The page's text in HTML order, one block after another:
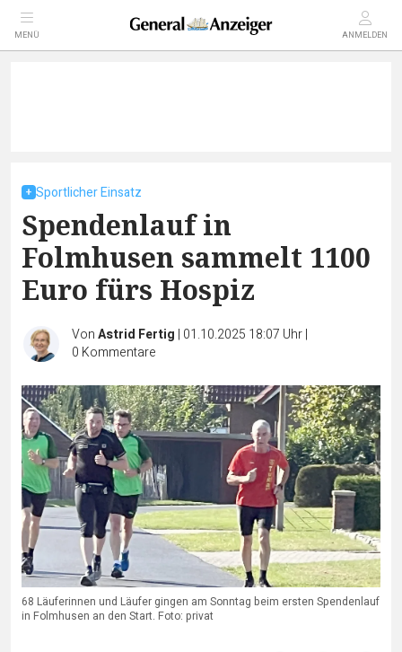
MENÜ ANMELDEN
Sportlicher Einsatz
Spendenlauf in
Folmhusen sammelt 1100
Euro fürs Hospiz
VonAstrid Fertig | 01.10.2025 18:07 Uhr|
0 Kommentare
68 Läuferinnen und Läufer gingen am Sonntag beim ersten Spendenlauf
in Folmhusen an den Start. Foto: privat